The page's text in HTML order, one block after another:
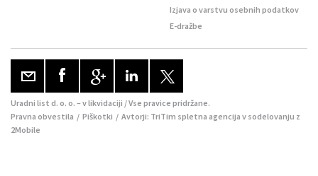
Izjava o varstvu osebnih podatkov
E-dražbe
Uradni list d. o. o. – v likvidaciji / Vse pravice pridržane.
Pravna obvestila / Piškotki / Avtorji: TriTim spletna agencija v sodelovanju z
2Mobile